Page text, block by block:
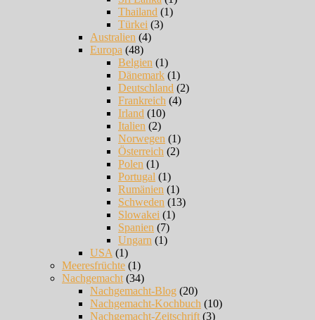
Thailand (1)
Türkei (3)
Australien (4)
Europa (48)
Belgien (1)
Dänemark (1)
Deutschland (2)
Frankreich (4)
Irland (10)
Italien (2)
Norwegen (1)
Österreich (2)
Polen (1)
Portugal (1)
Rumänien (1)
Schweden (13)
Slowakei (1)
Spanien (7)
Ungarn (1)
USA (1)
Meeresfrüchte (1)
Nachgemacht (34)
Nachgemacht-Blog (20)
Nachgemacht-Kochbuch (10)
Nachgemacht-Zeitschrift (3)